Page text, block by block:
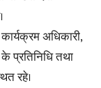
अधिकारी,
प्रतिनिधि तथा
रहे।